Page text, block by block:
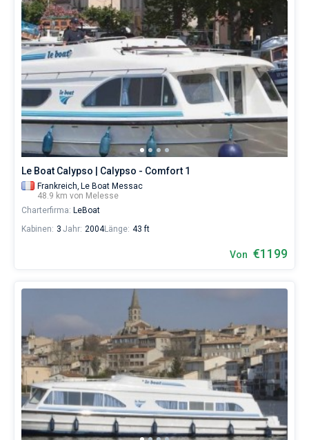
Le Boat Calypso | Calypso - Comfort 1
Frankreich, Le Boat Messac
48.9 km von Melesse
Charterfirma: LeBoat
Kabinen: 3 Jahr: 2004Länge: 43 ft
Von €1199